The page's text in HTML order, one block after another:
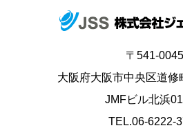
〒541-0045
大阪府大阪市中央区道修
JMFビル北浜
TEL.06-6222-